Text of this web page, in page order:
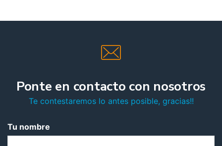
Ponte en contacto con nosotros
Te contestaremos lo antes posible, gracias!!
Tu nombre